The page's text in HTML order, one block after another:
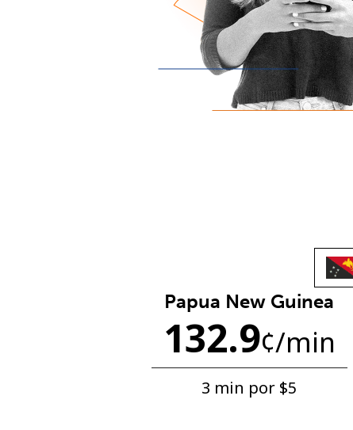
Papua New Guinea
132.9¢/min
3 min por ⁦$5⁩